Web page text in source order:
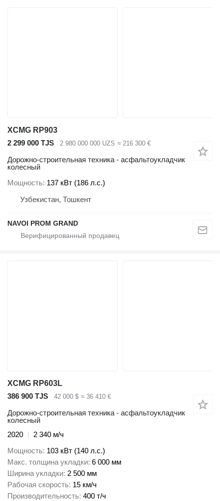
XCMG RP903
2 299 000 TJS
2 980 000 000 UZS ≈ 216 300 €
Дорожно-строительная техника - асфальтоукладчик
колесный
Мощность 137 кВт (186 л.с.)
Узбекистан, Тошкент
NAVOI PROM GRAND
XCMG RP603L
386 900 TJS
42 000 $ ≈ 36 410 €
Дорожно-строительная техника - асфальтоукладчик
колесный
2020
2 340 м/ч
Мощность 103 кВт (140 л.с.)
Макс. толщина укладки 6 000 мм
Ширина укладки 2 500 мм
Рабочая скорость 15 км/ч
Производительность 400 т/ч